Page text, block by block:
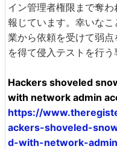
イン管理者権限まで奪
報じています。幸いな
業から依頼を受けて弱
を得て侵入テストを行う
Hackers shoveled
with network admin
https://
ackers-shoveled-
d-with-network-